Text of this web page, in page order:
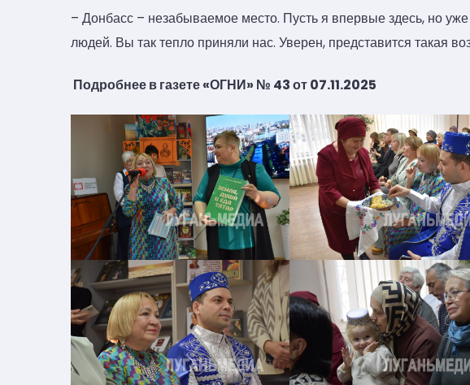
– Донбасс – незабываемое место. Пусть я впервые здесь, но
людей. Вы так тепло приняли нас. Уверен, представится такая
Подробнее в газете «ОГНИ» № 43 от 07.11.2025